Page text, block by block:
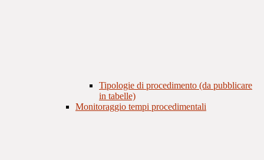
Tipologie di procedimento (da pubblicare
in tabelle)
Monitoraggio tempi procedimentali